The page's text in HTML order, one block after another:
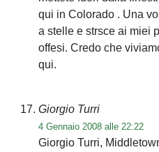
qui in Colorado . Una
a stelle e strsce ai miei
offesi. Credo che
qui.
Giorgio Turri
4 Gennaio 2008 alle 22:22
Giorgio Turri,